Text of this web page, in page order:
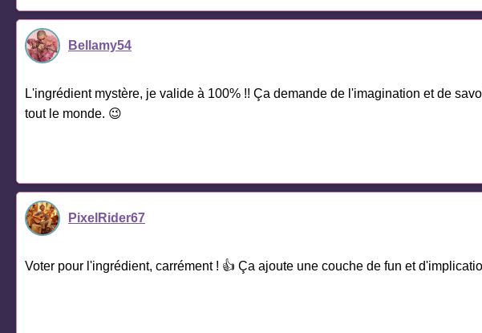
Bellamy54
L'ingrédient mystère, je valide à 100% !! Ça demande de l'imagination et de
tout le monde. 😉
PixelRider67
Voter pour l'ingrédient, carrément ! 👍 Ça ajoute une couche de fun et